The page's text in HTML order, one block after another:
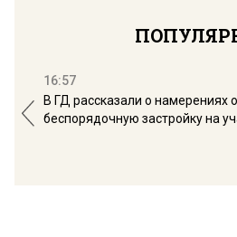
16:57
В ГД рассказали о намерениях
беспорядочную застройку на